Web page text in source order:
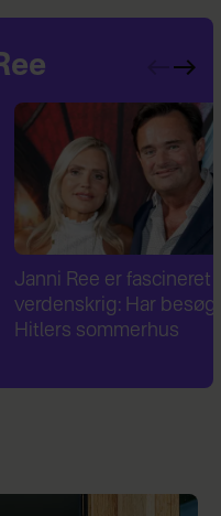
Janni Ree bryder
tavsheden: "Det er
fuldstændig absurd"